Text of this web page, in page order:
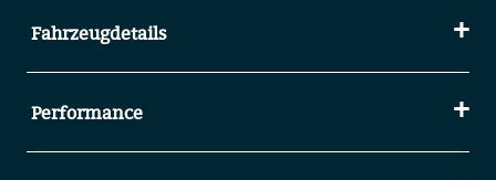
Fahrzeugdetails
Performance